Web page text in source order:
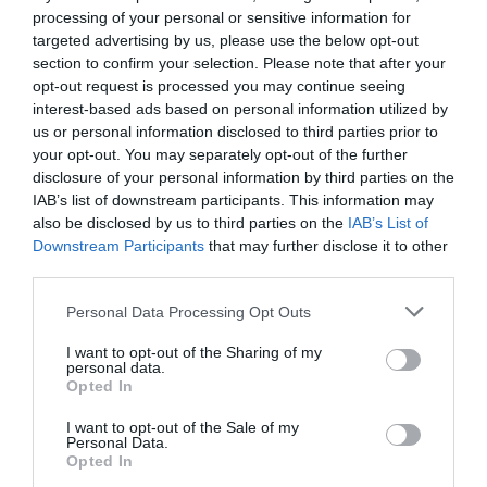
processing of your personal or sensitive information for
targeted advertising by us, please use the below opt-out
section to confirm your selection. Please note that after your
opt-out request is processed you may continue seeing
interest-based ads based on personal information utilized by
us or personal information disclosed to third parties prior to
your opt-out. You may separately opt-out of the further
disclosure of your personal information by third parties on the
IAB’s list of downstream participants. This information may
also be disclosed by us to third parties on the IAB’s List of
Downstream Participants that may further disclose it to other
Please note that this website/app uses one or more Google
not limited to your visit or usage behaviour. You may click to
grant or deny consent to Google and its third-party tags to
use your data for below specified purposes in below Google
consent section.
Personal Data Processing Opt Outs
I want to opt-out of the Sharing of my
personal data.
Opted In
I want to opt-out of the Sale of my
Personal Data.
Opted In
Συγκινητική στιγμή: Μαχητής της
Akhmat μετέφερε το άψυχο σώμα
Ρώσου στρατιώτη – Τον έδεσε στην
πλάτη του (βίντεο)
28.04.2026 | 13:47